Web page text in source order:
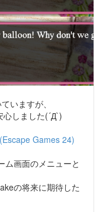
いますが、
しました(´Д`)
Games 24)
ム画面のメニューと
の将来に期待した